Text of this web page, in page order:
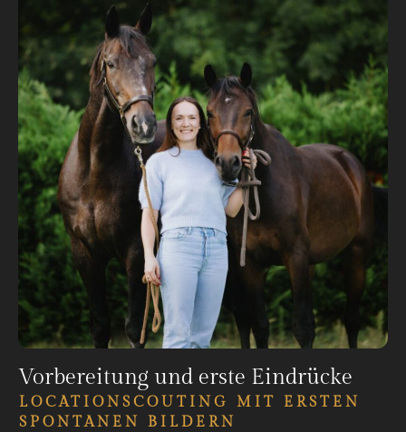
Vorbereitung und erste Eindrücke
LOCATIONSCOUTING MIT ERSTEN
SPONTANEN BILDERN